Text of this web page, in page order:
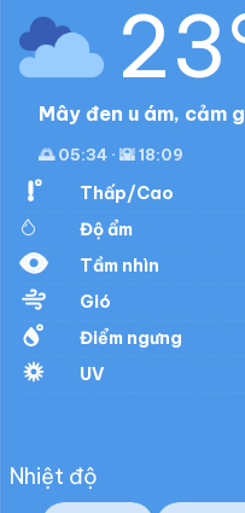
Mây đen u ám, cảm
🌅 05:34 · 🌇 18:09
Thấp/Cao
Độ ẩm
Tầm nhìn
Gió
Điểm ngưng
UV
Nhiệt độ